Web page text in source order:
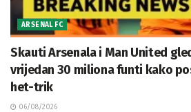
ARSENAL FC
Skauti Arsenala i Man United
vrijedan 30 miliona funti kako
het-trik
06/08/2026